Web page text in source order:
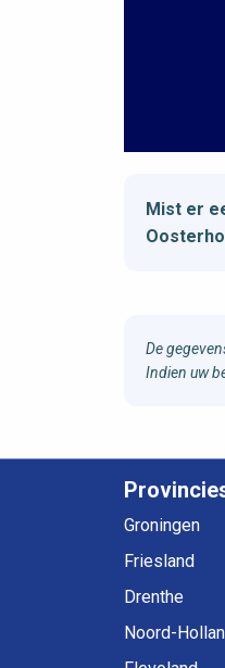
Mist er
De
Indien uw
Groningen
Friesland
Drenthe
Noord-